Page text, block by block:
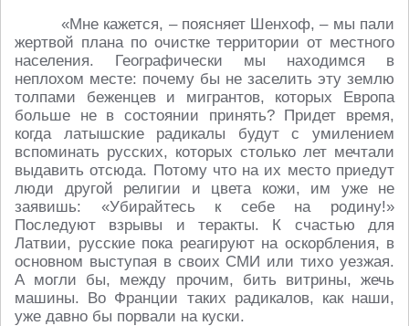
«Мне кажется, – поясняет Шенхоф, – мы пали
жертвой плана по очистке территории от местного
населения. Географически мы находимся в
неплохом месте: почему бы не заселить эту землю
толпами беженцев и мигрантов, которых Европа
больше не в состоянии принять? Придет время,
когда латышские радикалы будут с умилением
вспоминать русских, которых столько лет мечтали
выдавить отсюда. Потому что на их место приедут
люди другой религии и цвета кожи, им уже не
заявишь: «Убирайтесь к себе на родину!»
Последуют взрывы и теракты. К счастью для
Латвии, русские пока реагируют на оскорбления, в
основном выступая в своих СМИ или тихо уезжая.
А могли бы, между прочим, бить витрины, жечь
машины. Во Франции таких радикалов, как наши,
уже давно бы порвали на куски.